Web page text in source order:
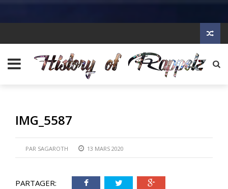
IMG_5587
PAR SAGAROTH 13 MARS 2020
PARTAGER: